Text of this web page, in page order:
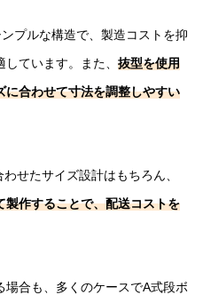
プルな構造で、製造コストを抑
ています。また、 抜型を使用
合わせて寸法を調整しやすい
せたサイズ設計はもちろん、
作することで、配送コストを
合も、多くのケースでA式段ボ